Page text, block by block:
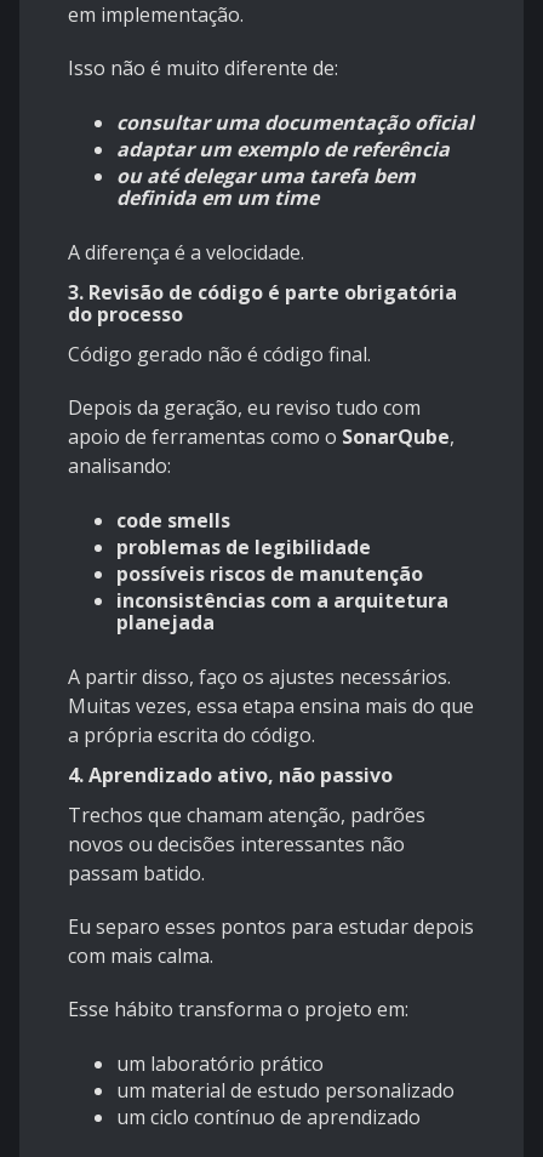
em implementação.
Isso não é muito diferente de:
consultar uma documentação oficial
adaptar um exemplo de referência
ou até delegar uma tarefa bem
definida em um time
A diferença é a velocidade.
3. Revisão de código é parte obrigatória
do processo
Código gerado não é código final.
Depois da geração, eu reviso tudo com
apoio de ferramentas como o SonarQube,
analisando:
code smells
problemas de legibilidade
possíveis riscos de manutenção
inconsistências com a arquitetura
planejada
A partir disso, faço os ajustes necessários.
Muitas vezes, essa etapa ensina mais do que
a própria escrita do código.
4. Aprendizado ativo, não passivo
Trechos que chamam atenção, padrões
novos ou decisões interessantes não
passam batido.
Eu separo esses pontos para estudar depois
com mais calma.
Esse hábito transforma o projeto em:
um laboratório prático
um material de estudo personalizado
um ciclo contínuo de aprendizado